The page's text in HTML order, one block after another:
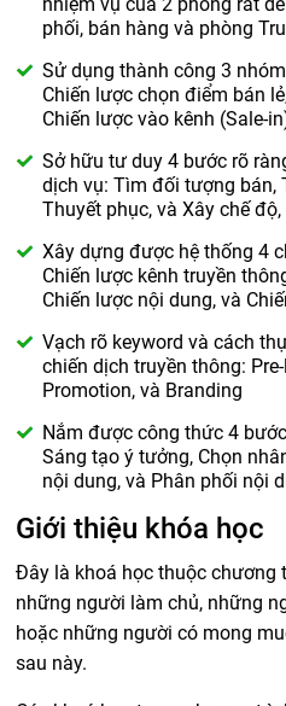
phối, bán hàng và phòng
Sử dụng thành công 3
Chiến lược chọn điểm bán
Chiến lược vào kênh (Sale-
Sở hữu tư duy 4 bước rõ
dịch vụ: Tìm đối tượng bán,
Thuyết phục, và Xây chế
Xây dựng được hệ thống 4
Chiến lược kênh truyền
Chiến lược nội dung, và
Vạch rõ keyword và cách
chiến dịch truyền thông:
Promotion, và Branding
Nắm được công thức 4
Sáng tạo ý tưởng, Chọn
nội dung, và Phân phối nội
Giới thiệu khóa học
Đây là khoá học thuộc chương
những người làm chủ, những
hoặc những người có mong
sau này.